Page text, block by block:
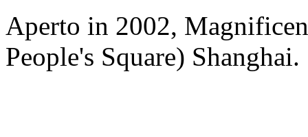
Aperto in 2002,
People's Square) Shanghai.